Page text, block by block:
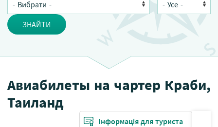
ЗНАЙТИ
Авиабилеты на чартер Краби,
Таиланд
Інформація для туриста